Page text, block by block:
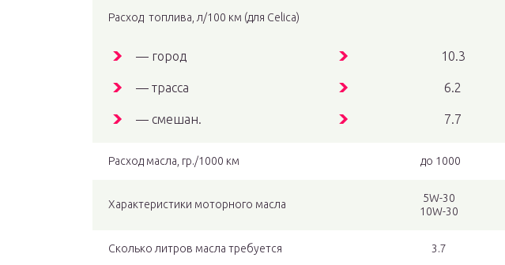
Расход топлива, л/100 км (для Celica)
— город
— трасса
— смешан.
10.3
6.2
7.7
Расход масла, гр./1000 км до 1000
Характеристики моторного масла
5W-30
10W-30
Сколько литров масла требуется 3.7